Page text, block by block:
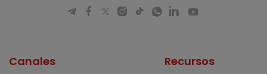
Canales Recursos